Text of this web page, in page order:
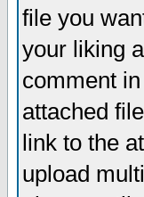
file you
your liking
comment
attached
link to the
upload